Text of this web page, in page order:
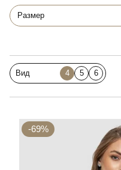
Размер
Вид 4 5 6
-69%